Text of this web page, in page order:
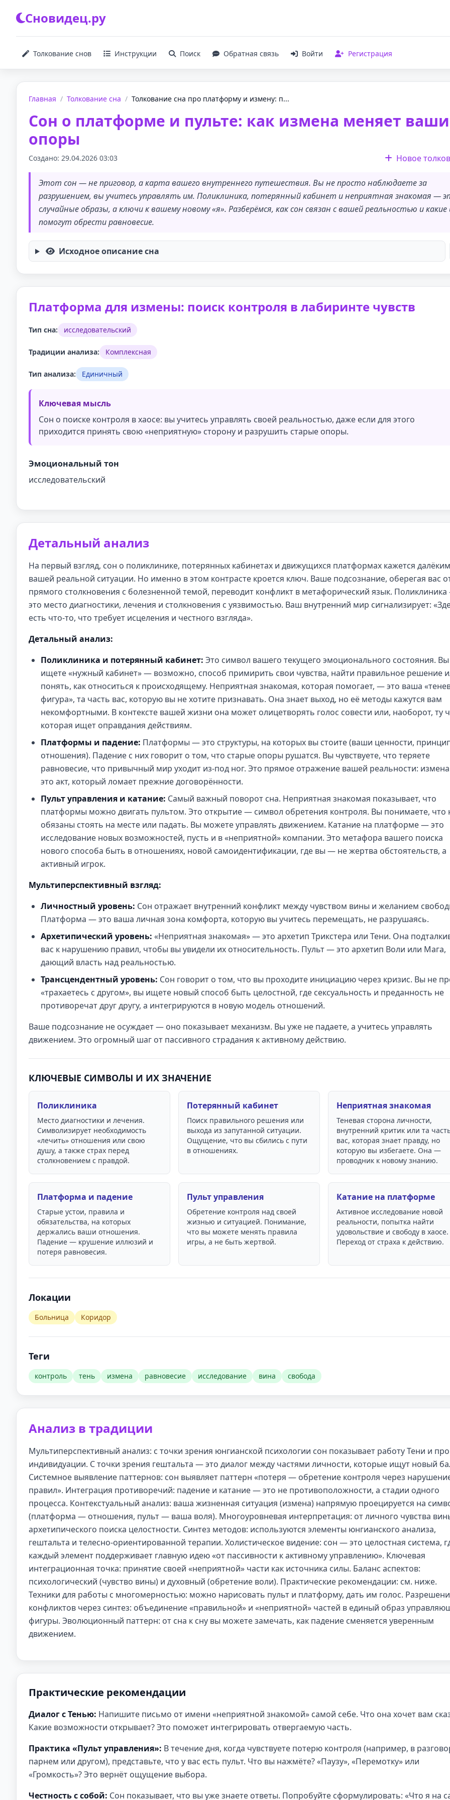
Сновидец.ру
Толкование снов Инструкции Поиск Обратная связь Войти Регистрация
Главная / Толкование сна / Толкование сна про платформу и измену: п...
Сон о платформе и пульте: как измена меняет ваши
опоры
Создано: 29.04.2026 03:03 Новое
Этот сон — не приговор, а карта вашего внутреннего путешествия. Вы не просто наблюдаете за
разрушением, вы учитесь управлять им. Поликлиника, потерянный кабинет и неприятная знакомая —
случайные образы, а ключи к вашему новому «я». Разберёмся, как сон связан с вашей реальностью и
помогут обрести равновесие.
Исходное описание сна
Платформа для измены: поиск контроля в лабиринте чувств
Тип сна: исследовательский
Традиции анализа: Комплексная
Тип анализа: Единичный
Ключевая мысль
Сон о поиске контроля в хаосе: вы учитесь управлять своей реальностью, даже если для этого
приходится принять свою «неприятную» сторону и разрушить старые опоры.
Эмоциональный тон
исследовательский
Детальный анализ
На первый взгляд, сон о поликлинике, потерянных кабинетах и движущихся платформах кажется
вашей реальной ситуации. Но именно в этом контрасте кроется ключ. Ваше подсознание, оберегая вас
прямого столкновения с болезненной темой, переводит конфликт в метафорический язык.
это место диагностики, лечения и столкновения с уязвимостью. Ваш внутренний мир сигнализирует:
есть что-то, что требует исцеления и честного взгляда».
Детальный анализ:
Поликлиника и потерянный кабинет: Это символ вашего текущего эмоционального состояния. Вы
ищете «нужный кабинет» — возможно, способ примирить свои чувства, найти правильное решение
понять, как относиться к происходящему. Неприятная знакомая, которая помогает, — это ваша
фигура», та часть вас, которую вы не хотите признавать. Она знает выход, но её методы кажутся вам
некомфортными. В контексте вашей жизни она может олицетворять голос совести или, наоборот, ту
которая ищет оправдания действиям.
Платформы и падение: Платформы — это структуры, на которых вы стоите (ваши ценности,
отношения). Падение с них говорит о том, что старые опоры рушатся. Вы чувствуете, что теряете
равновесие, что привычный мир уходит из-под ног. Это прямое отражение вашей реальности:
это акт, который ломает прежние договорённости.
Пульт управления и катание: Самый важный поворот сна. Неприятная знакомая показывает, что
платформы можно двигать пультом. Это открытие — символ обретения контроля. Вы понимаете, что
обязаны стоять на месте или падать. Вы можете управлять движением. Катание на платформе — это
исследование новых возможностей, пусть и в «неприятной» компании. Это метафора вашего поиска
нового способа быть в отношениях, новой самоидентификации, где вы — не жертва обстоятельств, а
активный игрок.
Мультиперспективный взгляд:
Личностный уровень: Сон отражает внутренний конфликт между чувством вины и желанием
Платформа — это ваша личная зона комфорта, которую вы учитесь перемещать, не разрушаясь.
Архетипический уровень: «Неприятная знакомая» — это архетип Трикстера или Тени. Она
вас к нарушению правил, чтобы вы увидели их относительность. Пульт — это архетип Воли или Мага,
дающий власть над реальностью.
Трансцендентный уровень: Сон говорит о том, что вы проходите инициацию через кризис. Вы не
«трахаетесь с другом», вы ищете новый способ быть целостной, где сексуальность и преданность не
противоречат друг другу, а интегрируются в новую модель отношений.
Ваше подсознание не осуждает — оно показывает механизм. Вы уже не падаете, а учитесь управлять
движением. Это огромный шаг от пассивного страдания к активному действию.
КЛЮЧЕВЫЕ СИМВОЛЫ И ИХ ЗНАЧЕНИЕ
Поликлиника
Место диагностики и лечения.
Символизирует необходимость
«лечить» отношения или свою
душу, а также страх перед
столкновением с правдой.
Потерянный кабинет
Поиск правильного решения или
выхода из запутанной ситуации.
Ощущение, что вы сбились с пути
в отношениях.
Неприятная знакомая
Теневая сторона личности,
внутренний критик или та
вас, которая знает правду, но
которую вы избегаете. Она —
проводник к новому знанию.
Платформа и падение
Старые устои, правила и
обязательства, на которых
держались ваши отношения.
Падение — крушение иллюзий и
потеря равновесия.
Пульт управления
Обретение контроля над своей
жизнью и ситуацией. Понимание,
что вы можете менять правила
игры, а не быть жертвой.
Катание на платформе
Активное исследование новой
реальности, попытка найти
удовольствие и свободу в хаосе.
Переход от страха к действию.
Локации
Больница Коридор
Теги
контроль тень измена равновесие исследование вина свобода
Анализ в традиции
Мультиперспективный анализ: с точки зрения юнгианской психологии сон показывает работу Тени и
индивидуации. С точки зрения гештальта — это диалог между частями личности, которые ищут новый
Системное выявление паттернов: сон выявляет паттерн «потеря — обретение контроля через
правил». Интеграция противоречий: падение и катание — это не противоположности, а стадии одного
процесса. Контекстуальный анализ: ваша жизненная ситуация (измена) напрямую проецируется на
(платформа — отношения, пульт — ваша воля). Многоуровневая интерпретация: от личного чувства
архетипического поиска целостности. Синтез методов: используются элементы юнгианского анализа,
гештальта и телесно-ориентированной терапии. Холистическое видение: сон — это целостная система,
каждый элемент поддерживает главную идею «от пассивности к активному управлению». Ключевая
интеграционная точка: принятие своей «неприятной» части как источника силы. Баланс аспектов:
психологический (чувство вины) и духовный (обретение воли). Практические рекомендации: см. ниже.
Техники для работы с многомерностью: можно нарисовать пульт и платформу, дать им голос.
конфликтов через синтез: объединение «правильной» и «неприятной» частей в единый образ
фигуры. Эволюционный паттерн: от сна к сну вы можете замечать, как падение сменяется уверенным
движением.
Практические рекомендации
Диалог с Тенью: Напишите письмо от имени «неприятной знакомой» самой себе. Что она хочет вам
Какие возможности открывает? Это поможет интегрировать отвергаемую часть.
Практика «Пульт управления»: В течение дня, когда чувствуете потерю контроля (например, в
парнем или другом), представьте, что у вас есть пульт. Что вы нажмёте? «Паузу», «Перемотку» или
«Громкость»? Это вернёт ощущение выбора.
Честность с собой: Сон показывает, что вы уже знаете ответы. Попробуйте сформулировать: «Что я на